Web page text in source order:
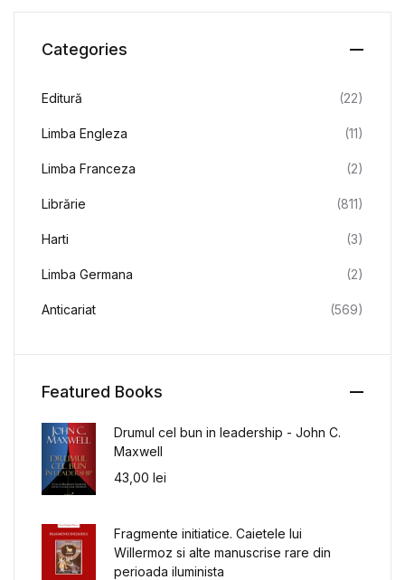
Categories
Editură (22)
Limba Engleza (11)
Limba Franceza (2)
Librărie (811)
Harti (3)
Limba Germana (2)
Anticariat (569)
Featured Books
Drumul cel bun in leadership - John C.
Maxwell
43,00 lei
Fragmente initiatice. Caietele lui
Willermoz si alte manuscrise rare din
perioada iluminista